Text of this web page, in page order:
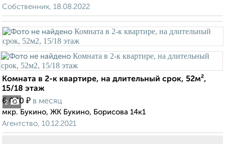
Собственник, 18.08.2022
2
Комната в 2-к квартире, на длительный срок, 52м²,
15/18 этаж
6 000 ₽ в месяц
мкр. Букино, ЖК Букино, Борисова 14к1
Агентство, 10.12.2021